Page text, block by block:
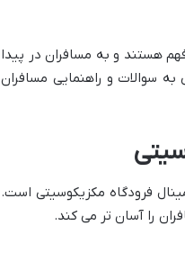
هستند و به مسافران در پیدا
سوالات و راهنمایی مسافران
فرودگاه مکزیکوسیتی است.
را آسان تر می کند.